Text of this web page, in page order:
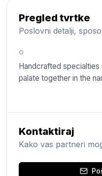
Pregled tvrtke
Poslovni detalji,
O
Handcrafted
palate together in the
Kontaktiraj
Kako vas partneri